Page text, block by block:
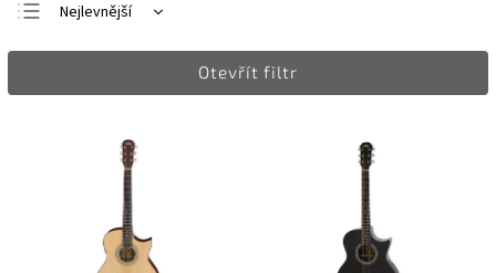
Nejlevnější
Nejdražší
Otevřít filtr